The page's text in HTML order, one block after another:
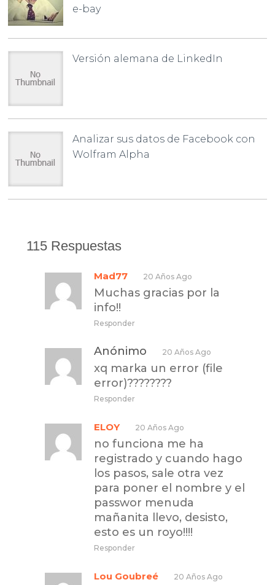
e-bay
Versión alemana de LinkedIn
Analizar sus datos de Facebook con
Wolfram Alpha
115 Respuestas
Mad77 20 Años Ago
Muchas gracias por la
info!!
Responder
Anónimo 20 Años Ago
xq marka un error (file
error)????????
Responder
ELOY 20 Años Ago
no funciona me ha
registrado y cuando hago
los pasos, sale otra vez
para poner el nombre y el
passwor menuda
mañanita llevo, desisto,
esto es un royo!!!!
Responder
Lou Goubreé 20 Años Ago